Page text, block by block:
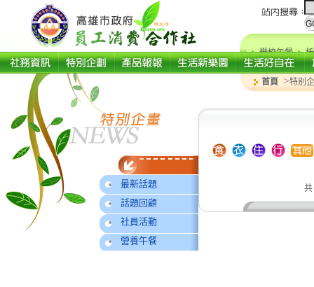
學校午餐
最新話題
話題回顧
社員活動
營養午餐
首頁 >特別
共